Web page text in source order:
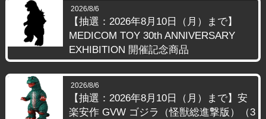
2026/8/6
【抽選：2026年8月10日（月）まで】
MEDICOM TOY 30th ANNIVERSARY
EXHIBITION 開催記念商品
2026/8/6
【抽選：2026年8月10日（月）まで】安
楽安作 GVW ゴジラ（怪獣総進撃版）（3